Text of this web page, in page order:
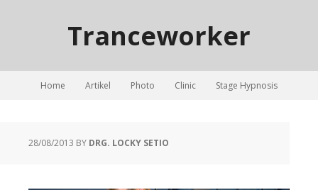
Tranceworker
Home Artikel Photo Clinic Stage Hypnosis
28/08/2013 BY DRG. LOCKY SETIO